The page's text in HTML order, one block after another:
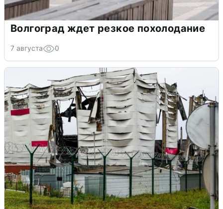
Волгоград ждет резкое похолодание
7 августа 0